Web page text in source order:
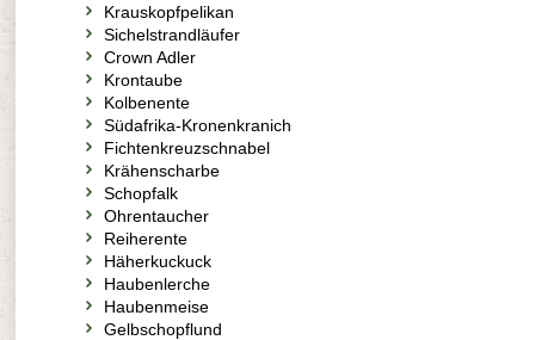
Krauskopfpelikan
Sichelstrandläufer
Crown Adler
Krontaube
Kolbenente
Südafrika-Kronenkranich
Fichtenkreuzschnabel
Krähenscharbe
Schopfalk
Ohrentaucher
Reiherente
Häherkuckuck
Haubenlerche
Haubenmeise
Gelbschopflund